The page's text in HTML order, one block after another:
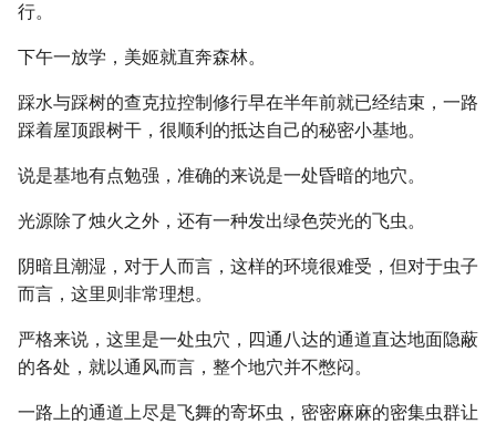
行。
下午一放学，美姬就直奔森林。
踩水与踩树的查克拉控制修行早在半年前就已经结束，一路
踩着屋顶跟树干，很顺利的抵达自己的秘密小基地。
说是基地有点勉强，准确的来说是一处昏暗的地穴。
光源除了烛火之外，还有一种发出绿色荧光的飞虫。
阴暗且潮湿，对于人而言，这样的环境很难受，但对于虫子
而言，这里则非常理想。
严格来说，这里是一处虫穴，四通八达的通道直达地面隐蔽
的各处，就以通风而言，整个地穴并不憋闷。
一路上的通道上尽是飞舞的寄坏虫，密密麻麻的密集虫群让